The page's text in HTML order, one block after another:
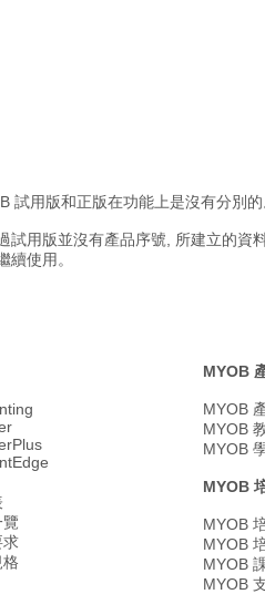
試用版和正版在功能上是沒有分別
試用版並沒有產品序號, 所建立的資
續使用。
求
MYOB
MYOB
MYOB
MYOB
MYOB
MYOB
MYOB
MYOB
MYOB